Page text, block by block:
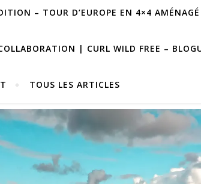
– TOUR D’EUROPE EN 4×4 AMÉNAGÉ
| CURL WILD FREE –
TOUS LES ARTICLES